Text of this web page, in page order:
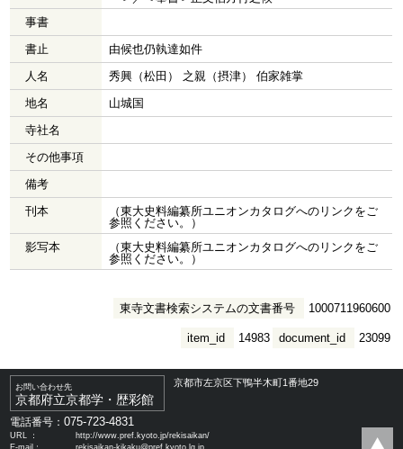
事書
書止
由候也仍執達如件
人名
秀興（松田） 之親（摂津） 伯家雑掌
地名
山城国
寺社名
その他事項
備考
刊本
（東大史料編纂所ユニオンカタログへのリンクをご
参照ください。）
影写本
（東大史料編纂所ユニオンカタログへのリンクをご
参照ください。）
東寺文書検索システムの文書番号 1000711960600
document_id 23099
item_id 14983
お問い合わせ先
京都府立京都学・歴彩館
京都市左京区下鴨半木町1番地29
電話番号：075-723-4831
URL ：
http://www.pref.kyoto.jp/rekisaikan/
E-mail：
rekisaikan-kikaku@pref.kyoto.lg.jp